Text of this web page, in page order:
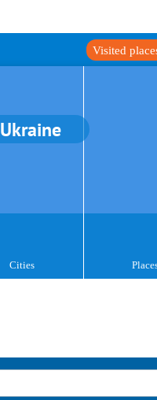
Visited
Ukraine
Cities